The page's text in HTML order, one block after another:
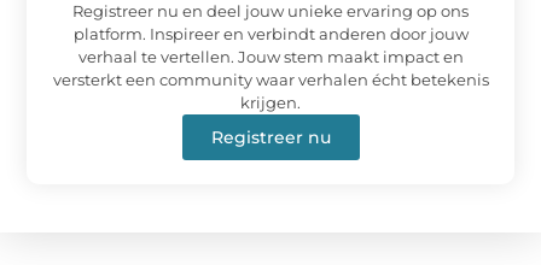
Registreer nu en deel jouw unieke ervaring op ons
platform. Inspireer en verbindt anderen door jouw
verhaal te vertellen. Jouw stem maakt impact en
versterkt een community waar verhalen écht betekenis
krijgen.
Registreer nu